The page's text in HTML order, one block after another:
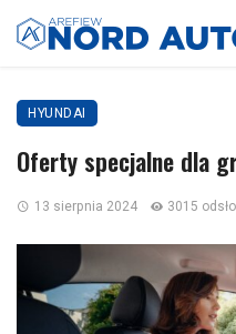
HYUNDAI
Oferty specjalne dla
13 sierpnia 2024 3015